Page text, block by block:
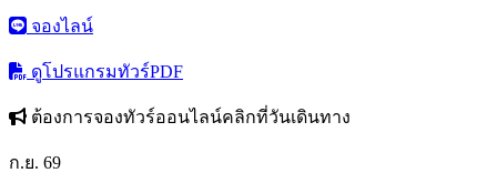
จองไลน์
ดูโปรแกรมทัวร์PDF
ต้องการจองทัวร์ออนไลน์คลิกที่วันเดินทาง
ก.ย. 69